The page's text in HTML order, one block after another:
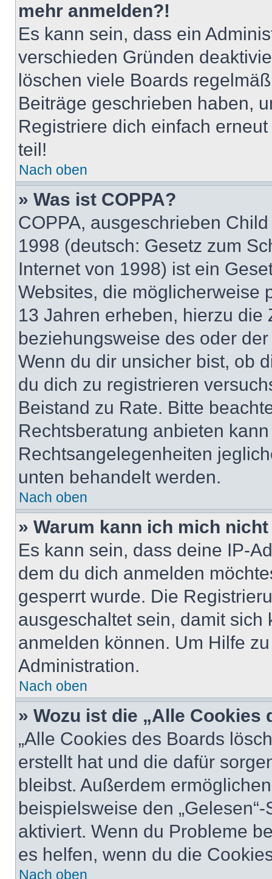
mehr anmelden?!
Es kann sein, dass ein
verschieden Gründen
löschen viele Boards
Beiträge geschrieben haben,
Registriere dich einfach
teil!
Nach oben
» Was ist COPPA?
COPPA, ausgeschrieben
1998 (deutsch: Gesetz zum
Internet von 1998) ist ein
Websites, die möglicherweise
13 Jahren erheben, hierzu die
beziehungsweise des oder
Wenn du dir unsicher bist, ob
du dich zu registrieren
Beistand zu Rate. Bitte
Rechtsberatung anbieten
Rechtsangelegenheiten
unten behandelt werden.
Nach oben
» Warum kann ich mich
Es kann sein, dass deine IP-
dem du dich anmelden
gesperrt wurde. Die
ausgeschaltet sein, damit
anmelden können. Um Hilfe
Administration.
Nach oben
» Wozu ist die „Alle
„Alle Cookies des Boards
erstellt hat und die dafür
bleibst. Außerdem
beispielsweise den
aktiviert. Wenn du Probleme
es helfen, wenn du die
Nach oben